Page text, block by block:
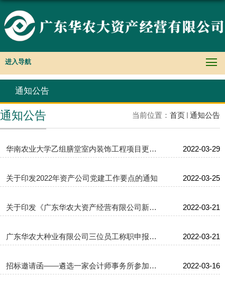
进入导航
通知公告
当前位置： 首页 通知公告
通知公告
华南农业大学乙组膳堂室内装饰工程项目更正公告 2022-03-29
关于印发2022年资产公司党建工作要点的通知 2022-03-25
关于印发《广东华农大资产经营有限公司新冠肺炎疫情防控方案》的... 2022-03-21
广东华农大种业有限公司三位员工称职申报材料公示 2022-03-21
招标邀请函——遴选一家会计师事务所参加资产公司对下属7家全资及... 2022-03-16